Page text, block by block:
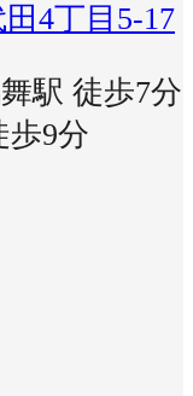
4丁目5-17
駅 徒歩7分
歩9分